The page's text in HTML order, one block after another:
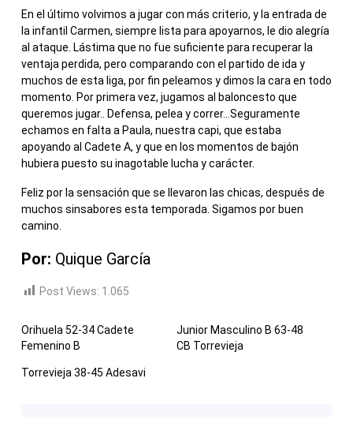
En el último volvimos a jugar con más criterio, y la entrada de
la infantil Carmen, siempre lista para apoyarnos, le dio alegría
al ataque. Lástima que no fue suficiente para recuperar la
ventaja perdida, pero comparando con el partido de ida y
muchos de esta liga, por fin peleamos y dimos la cara en todo
momento. Por primera vez, jugamos al baloncesto que
queremos jugar.. Defensa, pelea y correr…Seguramente
echamos en falta a Paula, nuestra capi, que estaba
apoyando al Cadete A, y que en los momentos de bajón
hubiera puesto su inagotable lucha y carácter.
Feliz por la sensación que se llevaron las chicas, después de
muchos sinsabores esta temporada. Sigamos por buen
camino.
Por: Quique García
Post Views: 1.065
Orihuela 52-34 Cadete
Femenino B
Junior Masculino B 63-48
CB Torrevieja
Torrevieja 38-45 Adesavi